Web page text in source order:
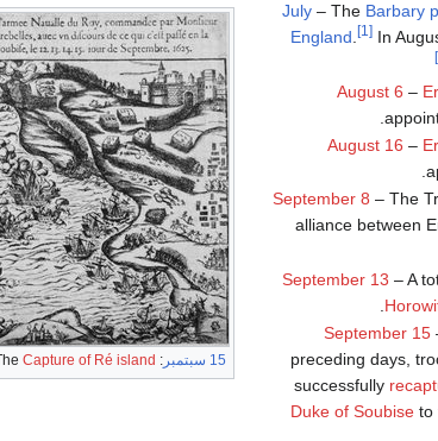
15 سبتمبر : The
Capture of Ré island
July– The Barbary
England. [1]In
August 6 –
August 16 –
September 8 – The
alliance between
September 13 – A
September 15
preceding days,
successfully
Duke of Soubiseto